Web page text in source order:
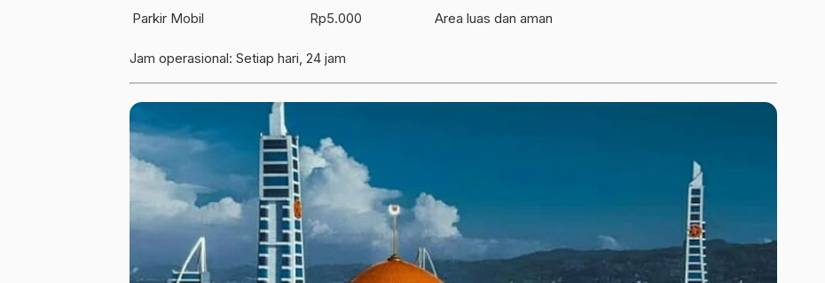
Parkir Mobil
Rp5.000 Area luas dan aman
Jam operasional: Setiap hari, 24 jam